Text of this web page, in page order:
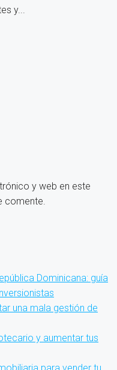
y...
y web en este
comente.
Dominicana: guía
una mala gestión de
y aumentar tus